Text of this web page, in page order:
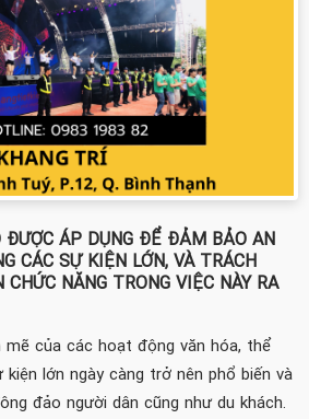
ĐƯỢC ÁP DỤNG ĐỂ ĐẢM BẢO AN
CÁC SỰ KIỆN LỚN, VÀ TRÁCH
CHỨC NĂNG TRONG VIỆC NÀY RA
của các hoạt động văn hóa, thể
lớn ngày càng trở nên phổ biến và
đảo người dân cũng như du khách.